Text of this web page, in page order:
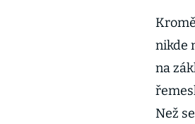
nikde
na
Než